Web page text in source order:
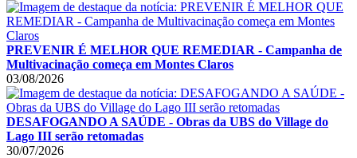
PREVENIR É MELHOR QUE REMEDIAR - Campanha de
Multivacinação começa em Montes Claros
03/08/2026
DESAFOGANDO A SAÚDE - Obras da UBS do Village do
Lago III serão retomadas
30/07/2026